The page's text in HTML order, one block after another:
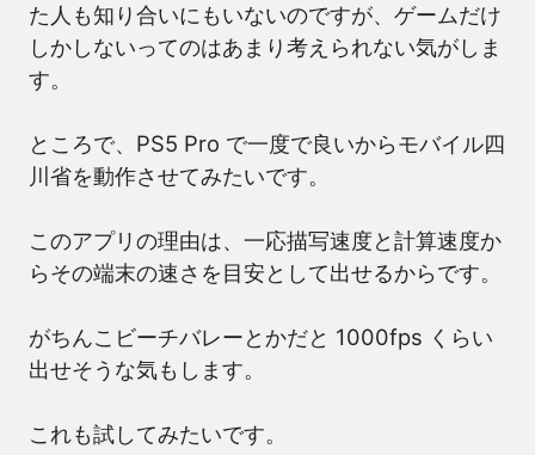
た人も知り合いにもいないのですが、ゲームだけ
しかしないってのはあまり考えられない気がしま
す。
ところで、PS5 Pro で一度で良いからモバイル四
川省を動作させてみたいです。
このアプリの理由は、一応描写速度と計算速度か
らその端末の速さを目安として出せるからです。
がちんこビーチバレーとかだと 1000fps くらい
出せそうな気もします。
これも試してみたいです。